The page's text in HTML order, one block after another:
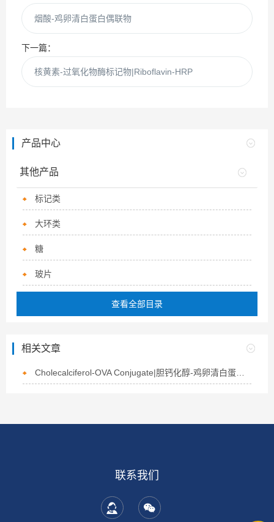
烟酸-鸡卵清白蛋白偶联物
下一篇：
核黄素-过氧化物酶标记物|Riboflavin-HRP
产品中心
其他产品
标记类
大环类
糖
玻片
查看全部目录
相关文章
联系我们